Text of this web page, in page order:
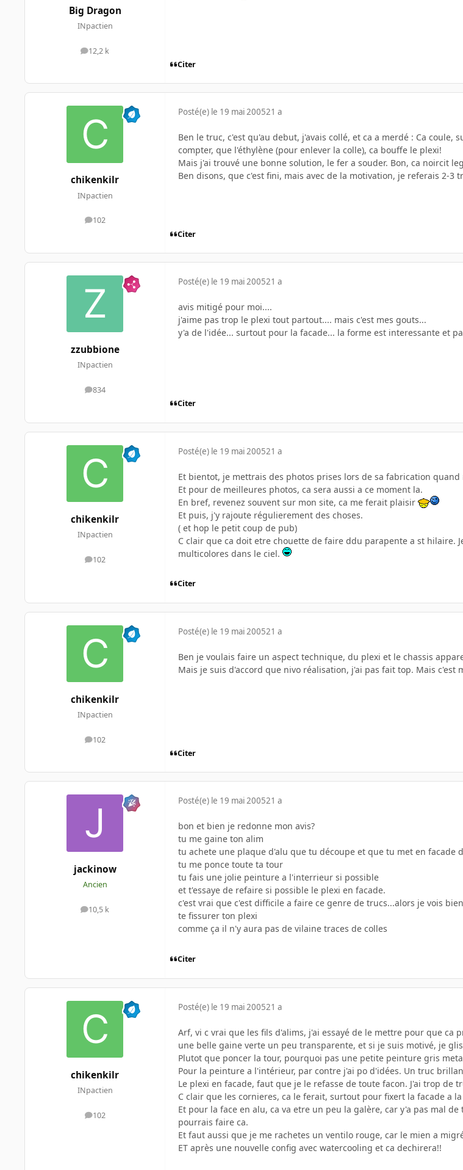
Big Dragon
INpactien
12,2 k
messages
Citer
chikenkilr
INpactien
102
messages
Posté(e) le 19 mai 200521 a
Ben le truc, c'est qu'au debut, j'avais collé, et ca a merdé : Ca
compter, que l'éthylène (pour enlever la colle), ca bouffe le plexi!
Mais j'ai trouvé une bonne solution, le fer a souder. Bon, ca noircit
Ben disons, que c'est fini, mais avec de la motivation, je referais 2-
Citer
zzubbione
INpactien
834
messages
Posté(e) le 19 mai 200521 a
avis mitigé pour moi....
j'aime pas trop le plexi tout partout.... mais c'est mes gouts...
y'a de l'idée... surtout pour la facade... la forme est interessante et
Citer
chikenkilr
INpactien
102
messages
Posté(e) le 19 mai 200521 a
Et bientot, je mettrais des photos prises lors de sa fabrication
Et pour de meilleures photos, ca sera aussi a ce moment la.
En bref, revenez souvent sur mon site, ca me ferait plaisir
Et puis, j'y rajoute régulierement des choses.
( et hop le petit coup de pub)
C clair que ca doit etre chouette de faire ddu parapente a st hilaire.
multicolores dans le ciel.
Citer
chikenkilr
INpactien
102
messages
Posté(e) le 19 mai 200521 a
Ben je voulais faire un aspect technique, du plexi et le chassis
Mais je suis d'accord que nivo réalisation, j'ai pas fait top. Mais c'est
Citer
jackinow
Ancien
10,5 k
messages
Posté(e) le 19 mai 200521 a
bon et bien je redonne mon avis?
tu me gaine ton alim
tu achete une plaque d'alu que tu découpe et que tu met en facade
tu me ponce toute ta tour
tu fais une jolie peinture a l'interrieur si possible
et t'essaye de refaire si possible le plexi en facade.
c'est vrai que c'est difficile a faire ce genre de trucs...alors je vois
te fissurer ton plexi
comme ça il n'y aura pas de vilaine traces de colles
Citer
chikenkilr
INpactien
102
messages
Posté(e) le 19 mai 200521 a
Arf, vi c vrai que les fils d'alims, j'ai essayé de le mettre pour que
une belle gaine verte un peu transparente, et si je suis motivé, je
Plutot que poncer la tour, pourquoi pas une petite peinture gris
Pour la peinture a l'intérieur, par contre j'ai po d'idées. Un truc
Le plexi en facade, faut que je le refasse de toute facon. J'ai trop de
C clair que les cornieres, ca le ferait, surtout pour fixert la facade a
Et pour la face en alu, ca va etre un peu la galère, car y'a pas mal
pourrais faire ca.
Et faut aussi que je me rachetes un ventilo rouge, car le mien a
ET après une nouvelle config avec watercooling et ca dechirera!!